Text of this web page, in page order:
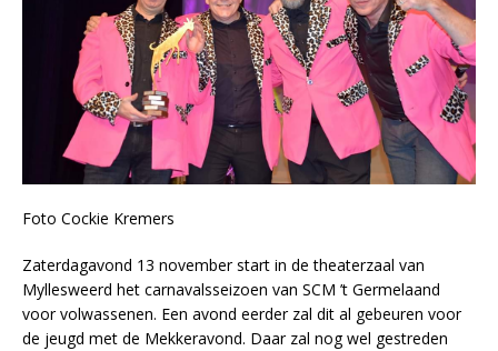
Foto Cockie Kremers
Zaterdagavond 13 november start in de theaterzaal van
Myllesweerd het carnavalsseizoen van SCM ’t Germelaand
voor volwassenen. Een avond eerder zal dit al gebeuren voor
de jeugd met de Mekkeravond. Daar zal nog wel gestreden